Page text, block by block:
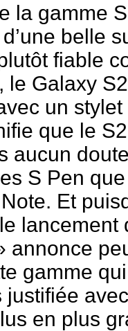
la gamme
belle
fiable
, le Galaxy
un
que le
aucun
S Pen
Et
lancement
annonce
gamme
justifiée
en plus